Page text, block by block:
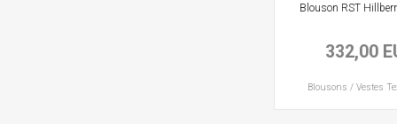
Blouson RST
332,00
Blousons / Vestes